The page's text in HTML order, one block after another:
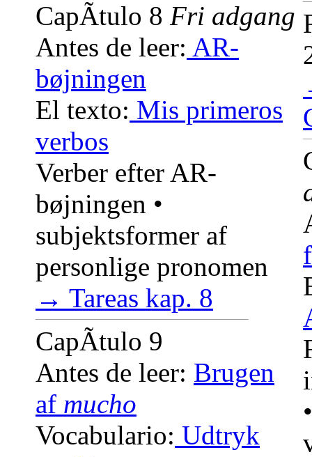
CapÃ­tulo 8 Fri adgang
Antes de leer: AR-
bøjningen
El texto: Mis primeros
verbos
Verber efter AR-
bøjningen •
subjektsformer af
personlige pronomen
→ Tareas kap. 8
CapÃ­tulo 9
Antes de leer: Brugen
af mucho
Vocabulario: Udtryk